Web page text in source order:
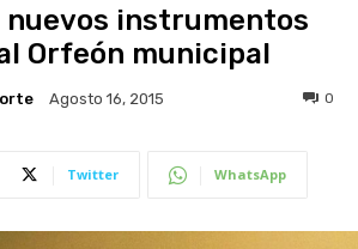
nuevos instrumentos
Orfeón municipal
Agosto 16, 2015 0
Twitter WhatsApp